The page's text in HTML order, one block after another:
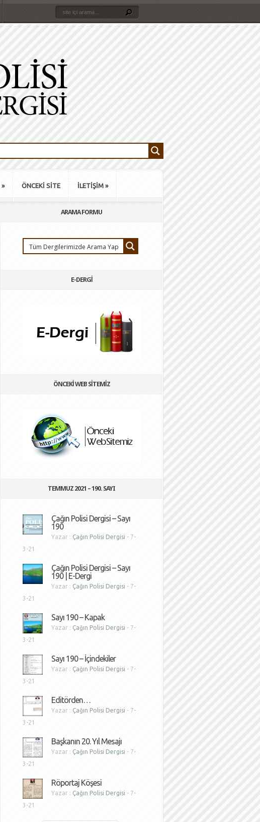
» ÖNCEKİ SİTE İLETİŞİM »
ARAMA FORMU
E-DERGİ
ÖNCEKİ WEB SİTEMİZ
TEMMUZ 2021 – 190. SAYI
Çağın Polisi Dergisi – Sayı
190
Yazar : Çağın Polisi Dergisi - 7-
3-21
Çağın Polisi Dergisi – Sayı
190 | E-Dergi
Yazar : Çağın Polisi Dergisi - 7-
3-21
Sayı 190 – Kapak
Yazar : Çağın Polisi Dergisi - 7-
3-21
Sayı 190 – İçindekiler
Yazar : Çağın Polisi Dergisi - 7-
3-21
Editörden…
Yazar : Çağın Polisi Dergisi - 7-
3-21
Başkanın 20. Yıl Mesajı
Yazar : Çağın Polisi Dergisi - 7-
3-21
Röportaj Köşesi
Yazar : Çağın Polisi Dergisi - 7-
3-21